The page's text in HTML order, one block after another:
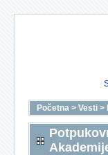
Početna > Vesti >